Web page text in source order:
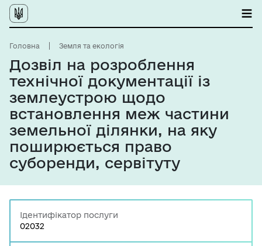
Головна Земля та екологія
Дозвіл на розроблення
технічної документації із
землеустрою щодо
встановлення меж частини
земельної ділянки, на яку
поширюється право
суборенди, сервітуту
Ідентифікатор послуги
02032